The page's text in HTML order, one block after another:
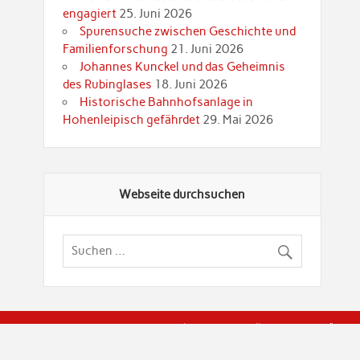
engagiert 25. Juni 2026
Spurensuche zwischen Geschichte und
Familienforschung 21. Juni 2026
Johannes Kunckel und das Geheimnis
des Rubinglases 18. Juni 2026
Historische Bahnhofsanlage in
Hohenleipisch gefährdet 29. Mai 2026
Webseite durchsuchen
© Brandenburgische Genealogische Gesellschaft (BGG)